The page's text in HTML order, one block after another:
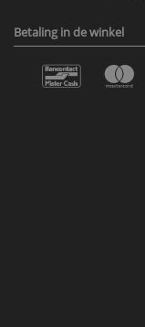
Betaling in de winkel